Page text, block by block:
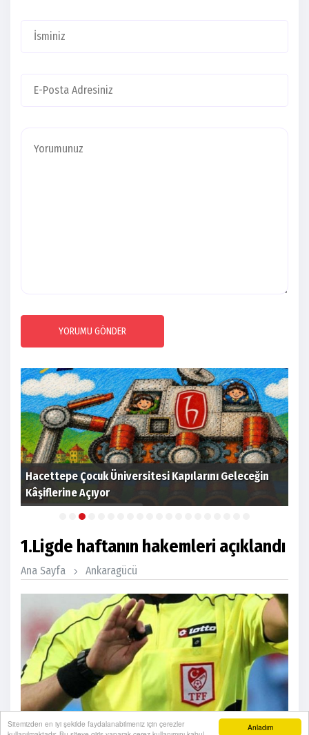
Anladım
Sitemizden en iyi şekilde faydalanabilmeniz için çerezler
YORUMU GÖNDER
Hacettepe Çocuk Üniversitesi Kapılarını Geleceğin
Kâşiflerine Açıyor
1.Ligde haftanın hakemleri açıklandı
Ana Sayfa Ankaragücü